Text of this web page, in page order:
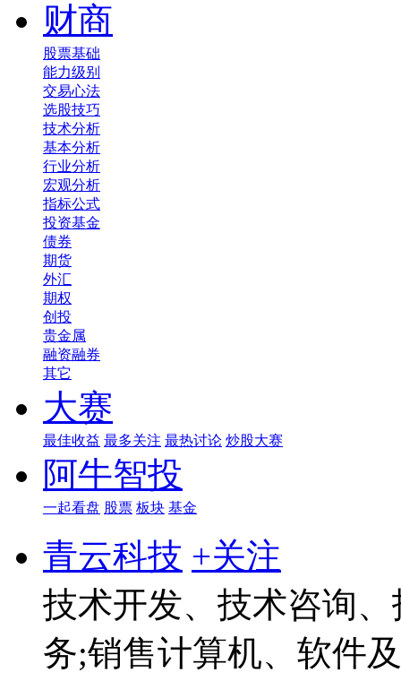
财商
股票基础
能力级别
交易心法
选股技巧
技术分析
基本分析
行业分析
宏观分析
指标公式
投资基金
债券
期货
外汇
期权
创投
贵金属
融资融券
其它
大赛
最佳收益 最多关注 最热讨论 炒股大赛
阿牛智投
一起看盘 股票 板块 基金
青云科技 +关注
技术开发、技术咨询
务;销售计算机、软件